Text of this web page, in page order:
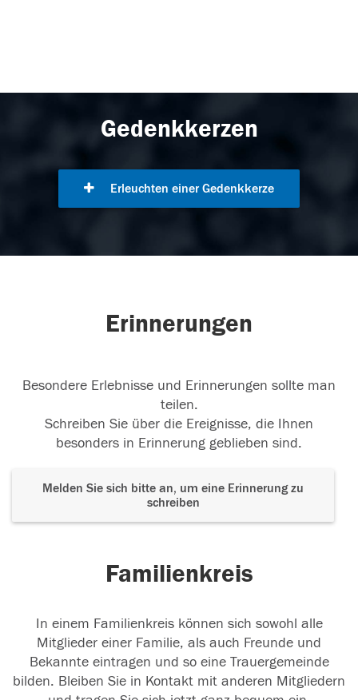
Gedenkkerzen
Erleuchten einer Gedenkkerze
Erinnerungen
Besondere Erlebnisse und Erinnerungen sollte man
teilen.
Schreiben Sie über die Ereignisse, die Ihnen
besonders in Erinnerung geblieben sind.
Melden Sie sich bitte an, um eine Erinnerung zu
schreiben
Familienkreis
In einem Familienkreis können sich sowohl alle
Mitglieder einer Familie, als auch Freunde und
Bekannte eintragen und so eine Trauergemeinde
bilden. Bleiben Sie in Kontakt mit anderen Mitgliedern